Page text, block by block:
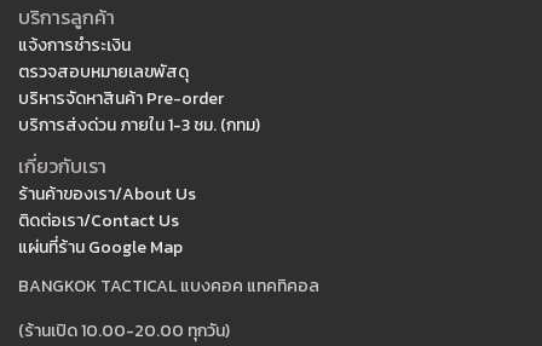
บริการลูกค้า
แจ้งการชำระเงิน
ตรวจสอบหมายเลขพัสดุ
บริหารจัดหาสินค้า Pre-order
บริการส่งด่วน ภายใน 1-3 ชม. (กทม)
เกี่ยวกับเรา
ร้านค้าของเรา/About Us
ติดต่อเรา/Contact Us
แผ่นที่ร้าน Google Map
BANGKOK TACTICAL แบงคอค แทคทิคอล
(ร้านเปิด 10.00-20.00 ทุกวัน)